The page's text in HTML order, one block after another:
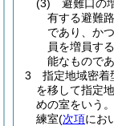
(3)
避難口の
有する避難
であり、か
員を増員す
能なものであ
3
指定地域密着
を移して指定
めの室をいう
練室(次項にお